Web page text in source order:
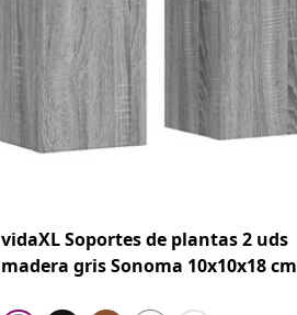
vidaXL Soportes de plantas 2 uds
madera gris Sonoma 10x10x18 cm